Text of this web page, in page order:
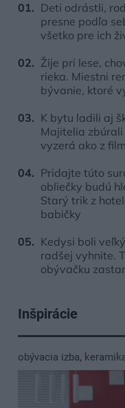
Deti odrástli,
presne podľa
všetko pre ich
Žije pri lese,
rieka. Miestni
bývanie, ktoré
K bytu ladili aj
Majitelia
vyzerá ako z
Pridajte túto
obliečky budú
Starý trik z
babičky
Kedysi boli
radšej vyhnite.
obývačku
Inšpirácie
obývacia izba,